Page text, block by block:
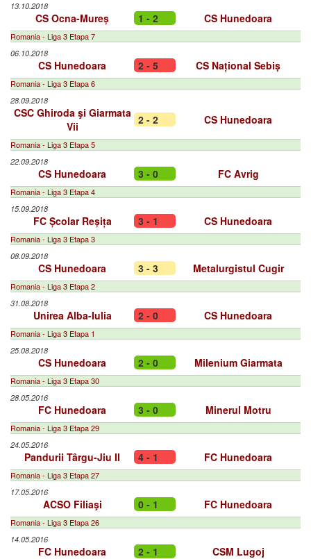
13.10.2018
CS Ocna-Mureș 1 - 2 CS Hunedoara
Romania - Liga 3 Etapa 7
06.10.2018
CS Hunedoara 2 - 5 CS Național Sebiș
Romania - Liga 3 Etapa 6
28.09.2018
CSC Ghiroda şi Giarmata
Vii
2 - 2 CS Hunedoara
Romania - Liga 3 Etapa 5
22.09.2018
CS Hunedoara 3 - 0 FC Avrig
Romania - Liga 3 Etapa 4
15.09.2018
FC Școlar Reșița 3 - 1 CS Hunedoara
Romania - Liga 3 Etapa 3
08.09.2018
CS Hunedoara 3 - 3 Metalurgistul Cugir
Romania - Liga 3 Etapa 2
31.08.2018
Unirea Alba-Iulia 2 - 0 CS Hunedoara
Romania - Liga 3 Etapa 1
25.08.2018
CS Hunedoara 2 - 0 Milenium Giarmata
Romania - Liga 3 Etapa 30
28.05.2016
FC Hunedoara 3 - 0 Minerul Motru
Romania - Liga 3 Etapa 29
24.05.2016
Pandurii Târgu-Jiu II 4 - 1 FC Hunedoara
Romania - Liga 3 Etapa 27
17.05.2016
ACSO Filiaşi 0 - 1 FC Hunedoara
Romania - Liga 3 Etapa 26
14.05.2016
FC Hunedoara 2 - 1 CSM Lugoj